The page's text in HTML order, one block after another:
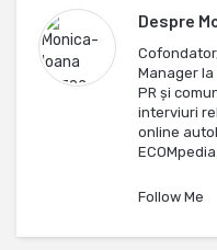
Despre
Manager
PR și
interviuri
online
Follow Me